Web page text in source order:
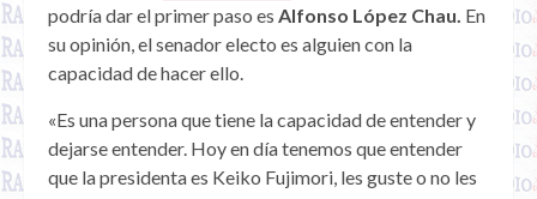
podría dar el primer paso es Alfonso López Chau. En
su opinión, el senador electo es alguien con la
capacidad de hacer ello.
«Es una persona que tiene la capacidad de entender y
dejarse entender. Hoy en día tenemos que entender
que la presidenta es Keiko Fujimori, les guste o no les